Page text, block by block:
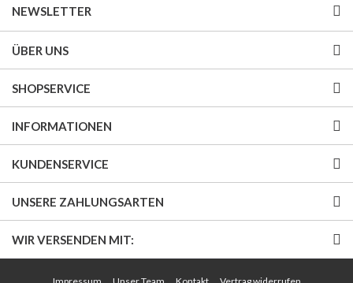
NEWSLETTER
ÜBER UNS
SHOPSERVICE
INFORMATIONEN
KUNDENSERVICE
UNSERE ZAHLUNGSARTEN
WIR VERSENDEN MIT: